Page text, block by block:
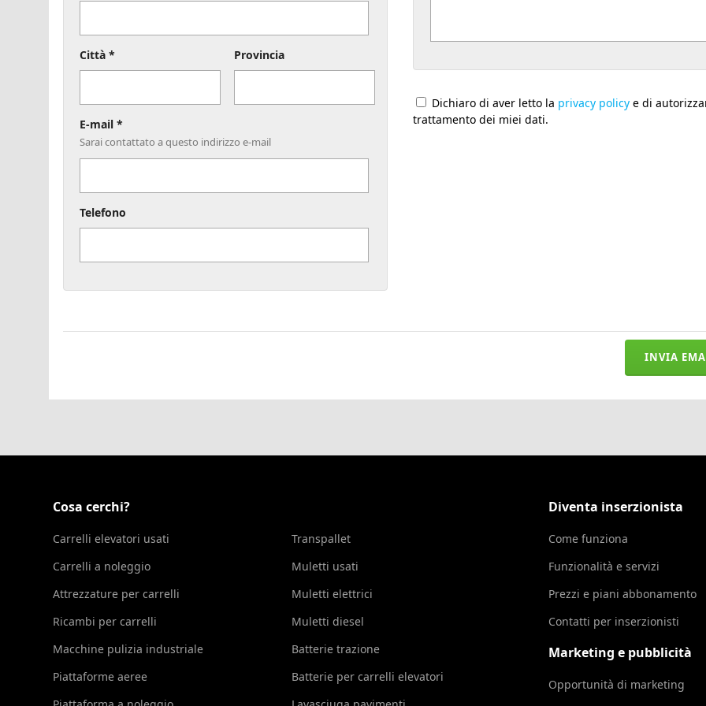
Città * Provincia
E-mail *
Sarai contattato a questo indirizzo e-mail
Telefono
Dichiaro di aver letto la privacy policy e di
trattamento dei miei dati.
INVIA
Cosa cerchi?
Carrelli elevatori usati
Carrelli a noleggio
Attrezzature per carrelli
Ricambi per carrelli
Macchine pulizia industriale
Piattaforme aeree
Transpallet
Muletti usati
Muletti elettrici
Muletti diesel
Batterie trazione
Batterie per carrelli elevatori
Diventa inserzionista
Come funziona
Funzionalità e servizi
Prezzi e piani abbonamento
Contatti per inserzionisti
Marketing e pubblicità
Opportunità di marketing